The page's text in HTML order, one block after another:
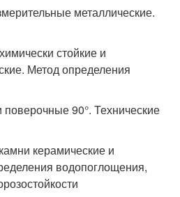
металлические.
стойкие и
Метод определения
90°. Технические
керамические и
водопоглощения,